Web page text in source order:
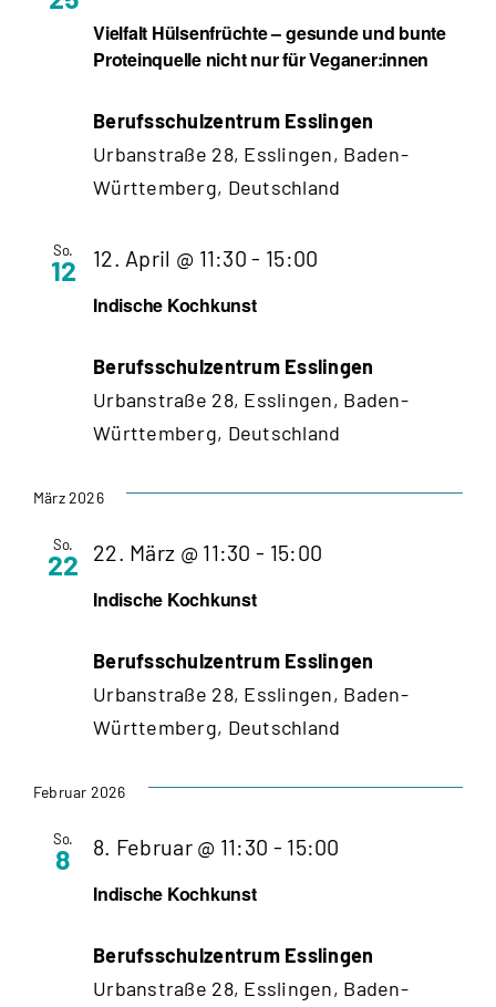
Vielfalt Hülsenfrüchte – gesunde und bunte
Proteinquelle nicht nur für Veganer:innen
Berufsschulzentrum Esslingen
Urbanstraße 28, Esslingen, Baden-
Württemberg, Deutschland
So.
12
Indische Kochkunst
12. April @ 11:30 - 15:00
Berufsschulzentrum Esslingen
Urbanstraße 28, Esslingen, Baden-
Württemberg, Deutschland
März 2026
So.
22
Indische Kochkunst
22. März @ 11:30 - 15:00
Berufsschulzentrum Esslingen
Urbanstraße 28, Esslingen, Baden-
Württemberg, Deutschland
Februar 2026
So.
8
Indische Kochkunst
8. Februar @ 11:30 - 15:00
Berufsschulzentrum Esslingen
Urbanstraße 28, Esslingen, Baden-